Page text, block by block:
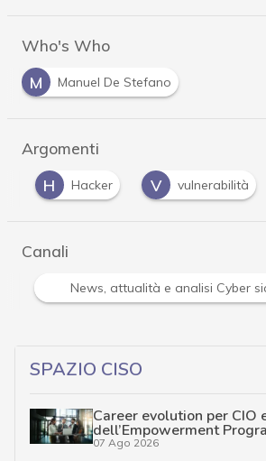
Who's Who
M
Manuel De Stefano
Argomenti
H Hacker V vulnerabilità
Canali
Attacchi hacker e Malware: le
SPAZIO CISO
Career evolution per CIO
dell’Empowerment
07 Ago 2026